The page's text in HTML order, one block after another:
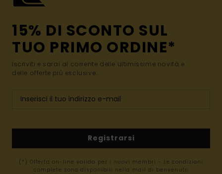
15% DI SCONTO SUL
TUO PRIMO ORDINE*
Iscriviti e sarai al corrente delle ultimissime novità e
delle offerte più esclusive.
Registrarsi
(*) Offerta on-line valida per i nuovi membri - Le condizioni
complete sono disponibili nella mail di benvenuto